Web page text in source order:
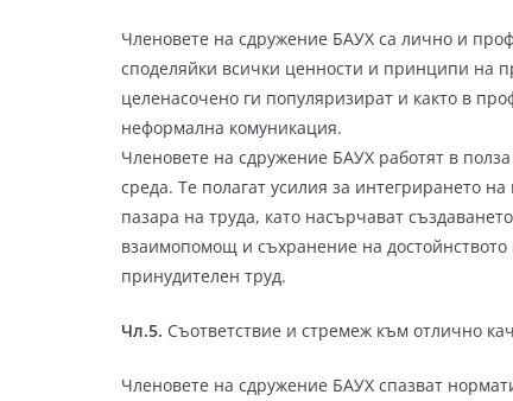
Членовете на сдружение БАУХ са лично и
споделяйки всички ценности и принципи на
целенасочено ги популяризират и както в
неформална комуникация.
Членовете на сдружение БАУХ работят в
среда. Те полагат усилия за интегрирането
пазара на труда, като насърчават
взаимопомощ и съхранение на
принудителен труд.
Чл.5. Съответствие и стремеж към отлично
Членовете на сдружение БАУХ спазват